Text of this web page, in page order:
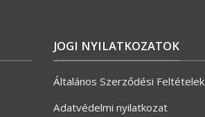
JOGI NYILATKOZATOK
Általános Szerződési Feltételek
Adatvédelmi nyilatkozat